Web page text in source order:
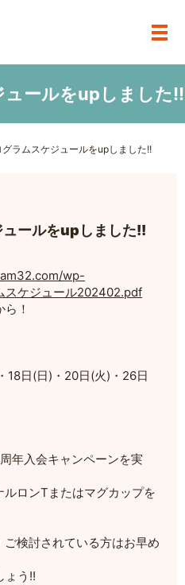
ールをupしました!!
グラムスケジュールをupしました!!
ールをupしました!!
wp-
ケジュール202402.pdf
！
18日(日)・20日(火)・26日
年入会キャンペーンを実
ロンTまたはマグカップを
検討されている方はお早め
ょう!!